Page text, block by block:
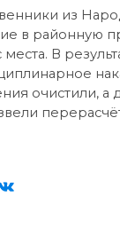
из
в районную
В
очистили, а